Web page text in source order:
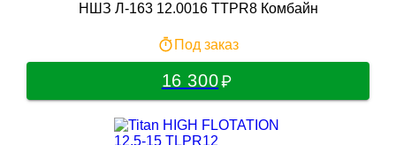
НШЗ Л-163 12.0016 TTPR8 Комбайн
Под заказ
16 300